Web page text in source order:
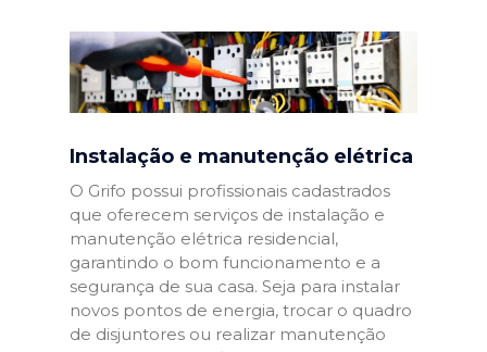
Instalação e manutenção elétrica
O Grifo possui profissionais cadastrados
que oferecem serviços de instalação e
manutenção elétrica residencial,
garantindo o bom funcionamento e a
segurança de sua casa. Seja para instalar
novos pontos de energia, trocar o quadro
de disjuntores ou realizar manutenção